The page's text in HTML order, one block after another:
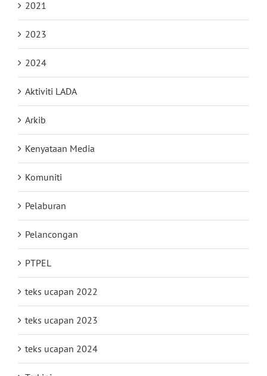
2021
2023
2024
Aktiviti LADA
Arkib
Kenyataan Media
Komuniti
Pelaburan
Pelancongan
PTPEL
teks ucapan 2022
teks ucapan 2023
teks ucapan 2024